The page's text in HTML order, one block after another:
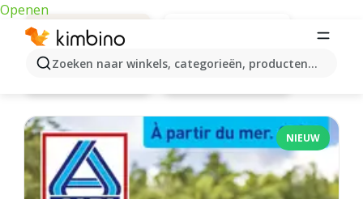
Openen
Zoeken naar winkels, categorieën, producten...
NIEUW